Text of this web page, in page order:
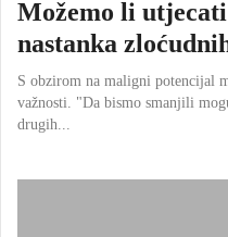
Možemo li
nastanka
S obzirom na maligni potencijal
važnosti. "Da bismo smanjili
drugih...